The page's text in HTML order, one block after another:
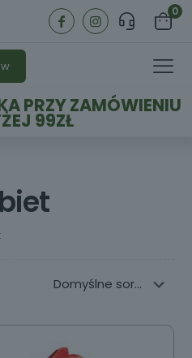
0
PRZY ZAMÓWIENIU
99ZŁ